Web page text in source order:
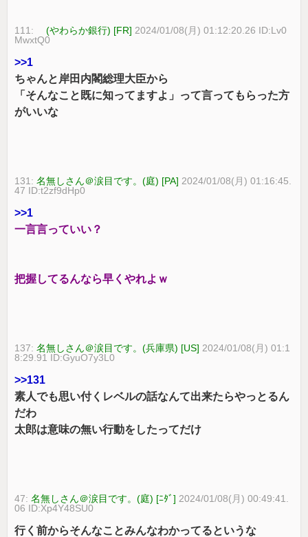
111: (やわらか銀行) [FR] 2024/01/08(月) 01:12:20.26 ID:Lv0
MwxtQ0
>>1
ちゃんと岸田内閣総理大臣から
「そんなこと既に知ってますよ」って言ってもらった方
がいいな
131:名無しさん＠涙目です。(庭) [PA] 2024/01/08(月) 01:16:45.
47 ID:t2zf9dHp0
>>1
一言言っていい？
把握してるんなら早くやれよｗ
137:名無しさん＠涙目です。(兵庫県) [US] 2024/01/08(月) 01:1
8:29.91 ID:GyuO7y3L0
>>131
素人でも思い付くレベルの話なんて出来たらやっとるん
だわ
太郎は意味の無い行動をしたってだけ
47:名無しさん＠涙目です。(庭) [ﾆﾀﾞ] 2024/01/08(月) 00:49:41.
06 ID:Xp4Y48SU0
行く前からそんなことみんなわかってるというな